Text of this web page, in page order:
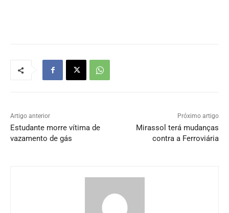
Artigo anterior
Estudante morre vítima de
vazamento de gás
Próximo artigo
Mirassol terá mudanças
contra a Ferroviária